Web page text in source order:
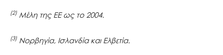
(2) Μέλη της ΕΕ ως το 2004.
(3) Νορβηγία, Ισλανδία και Ελβετία.